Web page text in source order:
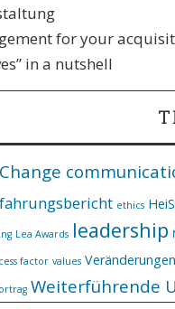
for your
in a nutshell
Change
ethics
Lea Awards leadership
factor values Veränderungen
Weiterführende